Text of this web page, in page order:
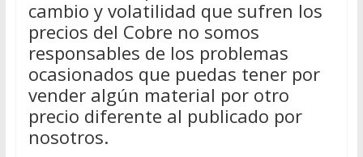
cambio y volatilidad que sufren los
precios del Cobre no somos
responsables de los problemas
ocasionados que puedas tener por
vender algún material por otro
precio diferente al publicado por
nosotros.